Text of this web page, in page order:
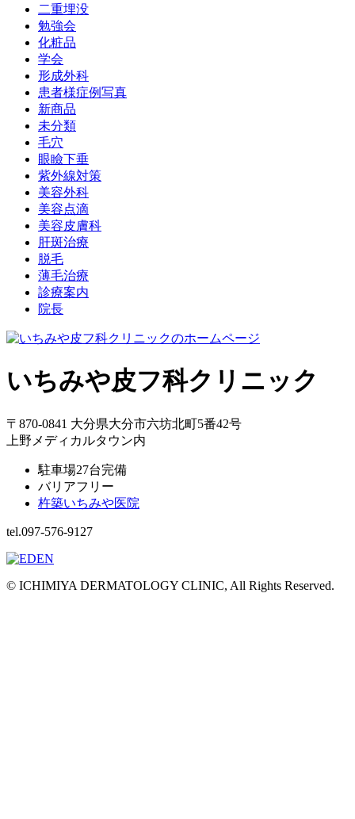
二重埋没
勉強会
化粧品
学会
形成外科
患者様症例写真
新商品
未分類
毛穴
眼瞼下垂
紫外線対策
美容外科
美容点滴
美容皮膚科
肝斑治療
脱毛
薄毛治療
診療案内
院長
いちみや皮フ科クリニック
〒870-0841 大分県大分市六坊北町5番42号
上野メディカルタウン内
駐車場27台完備
バリアフリー
杵築いちみや医院
tel.097-576-9127
© ICHIMIYA DERMATOLOGY CLINIC, All Rights Reserved.